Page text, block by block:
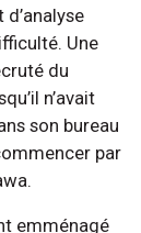
Une
du
n’avait
son bureau
par
emménagé